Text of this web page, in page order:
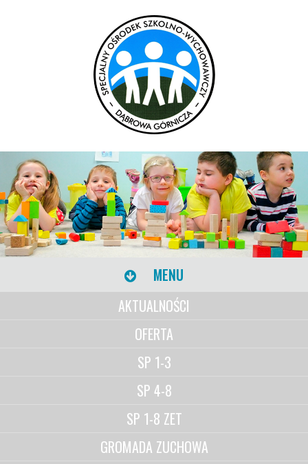
MENU
AKTUALNOŚCI
OFERTA
SP 1-3
SP 4-8
SP 1-8 ZET
GROMADA ZUCHOWA